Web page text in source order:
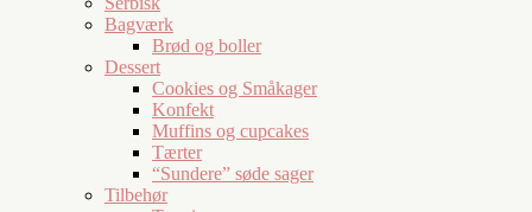
Bagværk
Brød og boller
Dessert
Cookies og Småkager
Konfekt
Muffins og cupcakes
Tærter
“Sundere” søde sager
Tilbehør